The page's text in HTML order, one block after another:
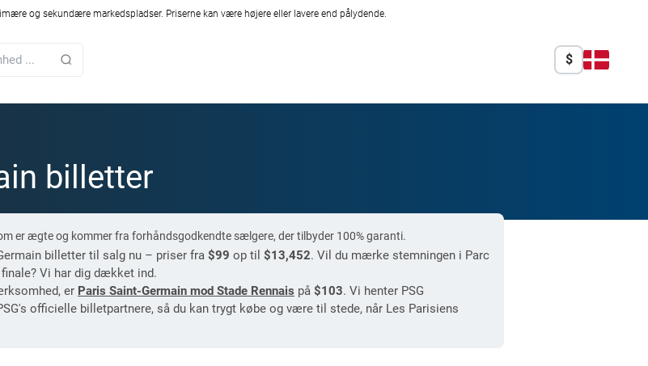
og sekundære markedspladser. Priserne kan være højere eller lavere end pålydende.
$
billetter
er ægte og kommer fra forhåndsgodkendte sælgere, der tilbyder 100% garanti.
billetter til salg nu – priser fra $99 op til $13,452. Vil du mærke stemningen i Parc
Vi har dig dækket ind.
er Paris Saint-Germain mod Stade Rennais på $103. Vi henter PSG
officielle billetpartnere, så du kan trygt købe og være til stede, når Les Parisiens